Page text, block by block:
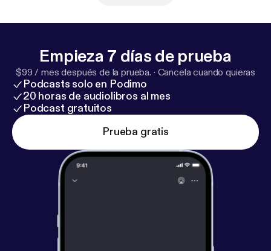
Empieza 7 días de prueba
$99 / mes después de la prueba. · Cancela cuando quieras
Podcasts solo en Podimo
20 horas de audiolibros al mes
Podcast gratuitos
Prueba gratis